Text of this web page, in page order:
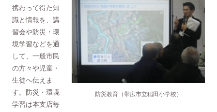
防災教育（帯広市立稲田小学校）
携わって得た知
識と情報を、講
習会や防災・環
境学習などを通
して、一般市民
の方々や児童・
生徒へ伝えま
す。防災・環境
学習は本支店毎